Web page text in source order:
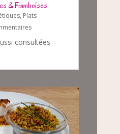
& Framboises
, Plats
consultées